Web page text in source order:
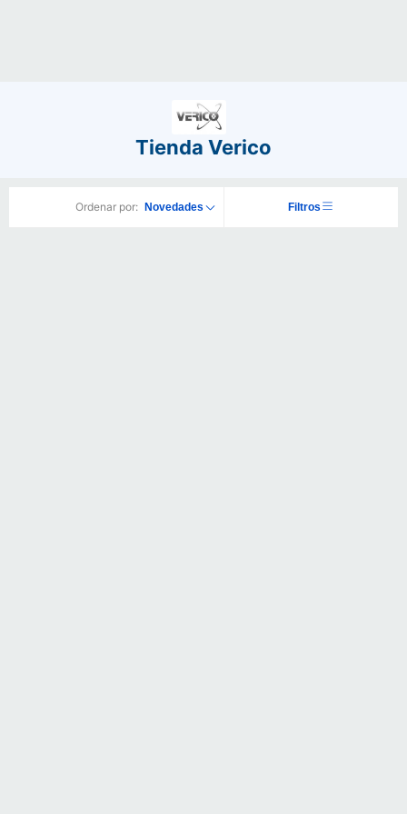
Tienda Verico
Ordenar por: Novedades Filtros